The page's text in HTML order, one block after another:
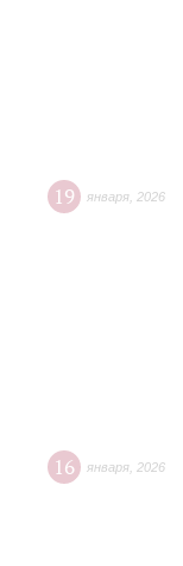
19 января 2026
16 января 2026